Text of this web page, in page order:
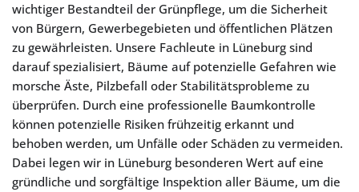
wichtiger Bestandteil der Grünpflege, um die Sicherheit
von Bürgern, Gewerbegebieten und öffentlichen Plätzen
zu gewährleisten. Unsere Fachleute in Lüneburg sind
darauf spezialisiert, Bäume auf potenzielle Gefahren wie
morsche Äste, Pilzbefall oder Stabilitätsprobleme zu
überprüfen. Durch eine professionelle Baumkontrolle
können potenzielle Risiken frühzeitig erkannt und
behoben werden, um Unfälle oder Schäden zu vermeiden.
Dabei legen wir in Lüneburg besonderen Wert auf eine
gründliche und sorgfältige Inspektion aller Bäume, um die